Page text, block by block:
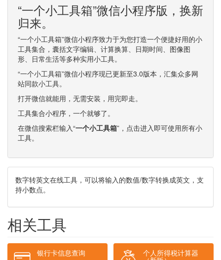
“一个小工具箱”微信小程序版，换新
归来。
“一个小工具箱”微信小程序致力于为您打造一个便捷好用的小
工具集合，囊括文字编辑、计算换算、日期时间、图像图
形、日常生活等多种实用小工具。
“一个小工具箱”微信小程序现已更新至3.0版本，汇集众多网
站同款小工具。
打开微信就能用，无需安装，用完即走。
工具集合小程序，一个就够了。
在微信搜索栏输入“一个小工具箱”，点击进入即可使用所有小
工具。
数字转英文在线工具，可以将输入的数值/数字转换成英文，支
持小数点。
相关工具
银行卡信息查询 个人所得税计算器